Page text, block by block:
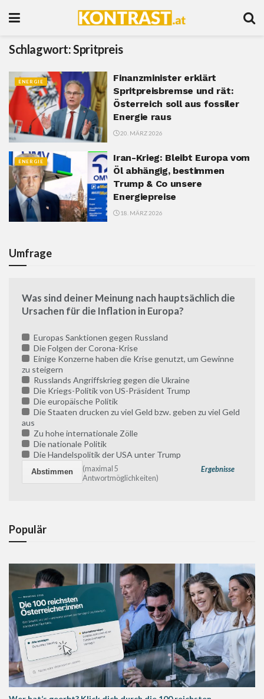
Schlagwort:Spritpreis
ENERGIE
Finanzminister erklärt
Spritpreisbremse und rät:
Österreich soll aus fossiler
Energie raus
20. MÄRZ 2026
ENERGIE
Iran-Krieg: Bleibt Europa vom
Öl abhängig, bestimmen
Trump & Co unsere
Energiepreise
18. MÄRZ 2026
Umfrage
Was sind deiner Meinung nach hauptsächlich die
Ursachen für die Inflation in Europa?
Europas Sanktionen gegen Russland
Die Folgen der Corona-Krise
Einige Konzerne haben die Krise genutzt, um Gewinne
zu steigern
Russlands Angriffskrieg gegen die Ukraine
Die Kriegs-Politik von US-Präsident Trump
Die europäische Politik
Die Staaten drucken zu viel Geld bzw. geben zu viel Geld
aus
Zu hohe internationale Zölle
Die nationale Politik
Die Handelspolitik der USA unter Trump
Ergebnisse
(maximal 5
Antwortmöglichkeiten)
Populär